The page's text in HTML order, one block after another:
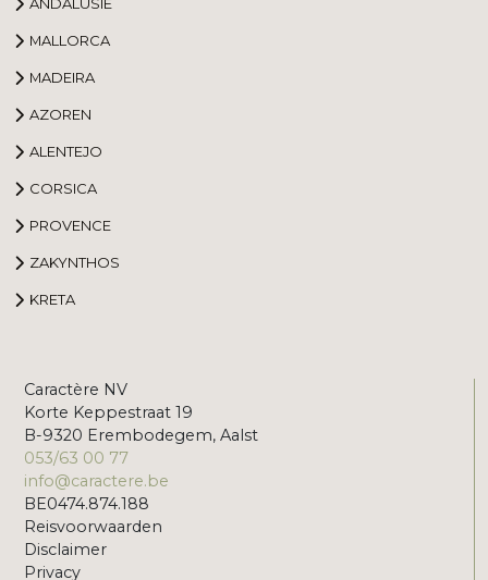
MALLORCA
MADEIRA
AZOREN
ALENTEJO
CORSICA
PROVENCE
ZAKYNTHOS
KRETA
Caractère NV
Korte Keppestraat 19
B-9320 Erembodegem, Aalst
053/63 00 77
info@caractere.be
BE0474.874.188
Reisvoorwaarden
Disclaimer
Privacy